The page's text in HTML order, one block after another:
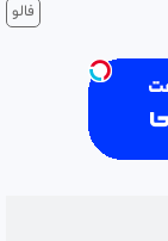
کنید
فالو